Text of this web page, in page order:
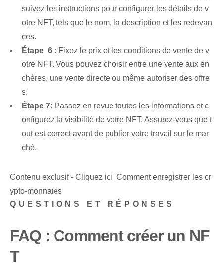
suivez les instructions pour configurer les détails de v
otre NFT, tels que le nom, la description et les redevan
ces.
Étape ⁤ 6 : Fixez le prix et les conditions de vente de v
otre NFT. Vous pouvez choisir entre une vente aux en
chères, une vente directe ou même autoriser des offre
s.
Étape 7: Passez en revue toutes les informations et c
onfigurez la visibilité de votre NFT. Assurez-vous que t
out est correct avant de publier votre travail sur le mar
ché.
Contenu exclusif - Cliquez ici Comment enregistrer les cr
ypto-monnaies
QUESTIONS ET RÉPONSES
FAQ : Comment créer un NF
T